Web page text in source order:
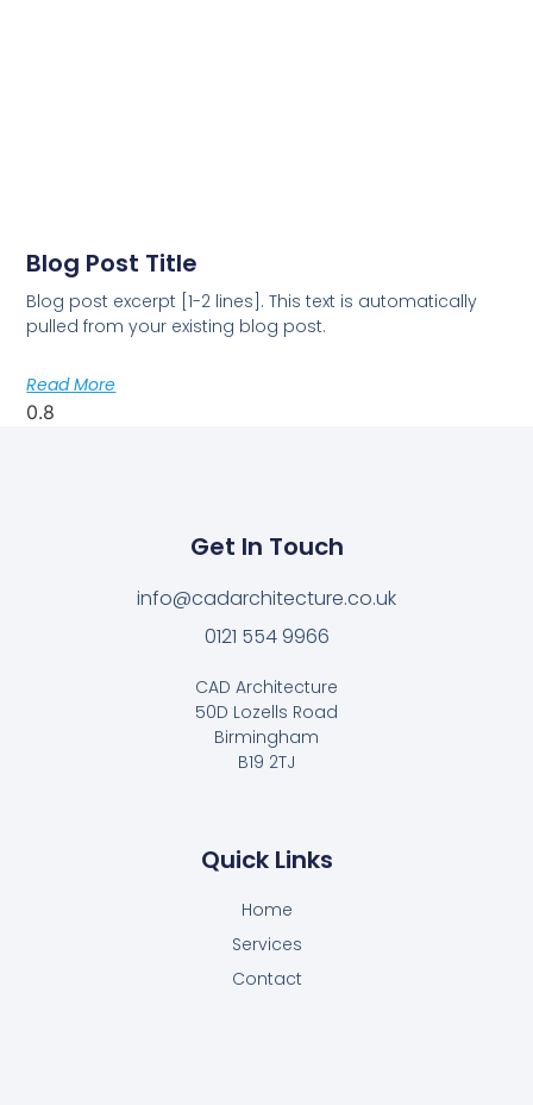
Blog Post Title
Blog post excerpt [1-2 lines]. This text is automatically
pulled from your existing blog post.
Read More
Quick Links
Home
Services
Contact
Get In Touch
info@cadarchitecture.co.uk
0121 554 9966
CAD Architecture
50D Lozells Road
Birmingham
B19 2TJ